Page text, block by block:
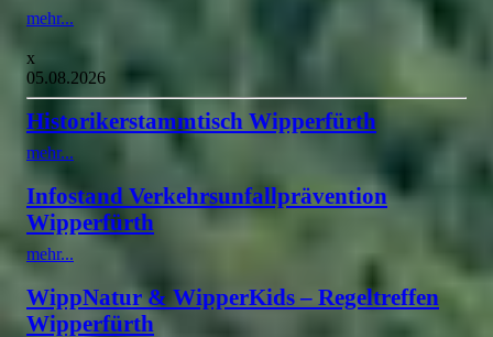
mehr...
x
05.08.2026
Historikerstammtisch Wipperfürth
mehr...
Infostand Verkehrsunfallprävention
Wipperfürth
mehr...
WippNatur & WipperKids – Regeltreffen
Wipperfürth